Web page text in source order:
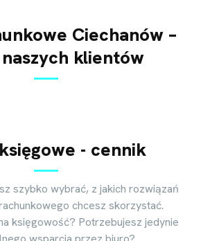
Ciechanów –
klientów
księgowe - cennik
szybko wybrać, z jakich rozwiązań
chcesz skorzystać.
księgowość? Potrzebujesz jedynie